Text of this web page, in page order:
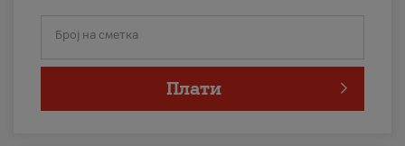
Број на сметка
Плати